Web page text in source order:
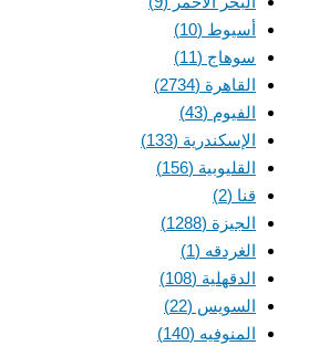
أسيوط (10)
سوهاج (11)
القاهرة (2734)
الفيوم (43)
الإسكندرية (133)
القليوبية (156)
قنا (2)
الجيزة (1288)
الغردقه (1)
الدقهلية (108)
السويس (22)
المنوفيه (140)